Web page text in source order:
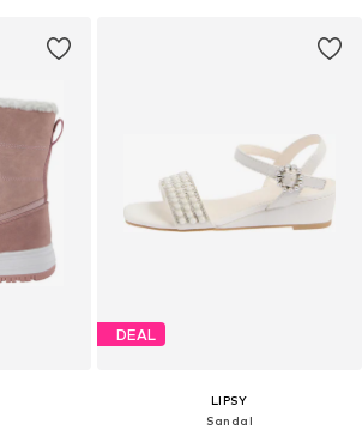
DEAL
LIPSY
Sandal